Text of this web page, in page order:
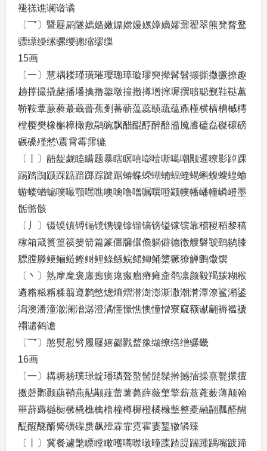
褪禚谯谰谱谲
〔乛〕暨屣鹛隧嫣嫱嫩嫖嫦嫚嫘嫜嫡嫪鼐翟翠熊凳瞀鹜
骠缥缦缧骡缨骢缩缪缫
15画
〔一〕慧耦耧瑾璜璀璎璁璋璇璆奭撵髯髫撷撕撒撅撩趣
趟撑撮撬赭播墦擒撸鋆墩撞撤撙增撺墀撰聩聪觐鞋鞑蕙
鞒鞍蕈蕨蕤蕞蕺瞢蕉劐蕃蕲蕰蕊赜蔬蕴鼒槿横樯槽槭樗
樘樱樊橡槲樟橄敷鹝豌飘醋醌醇醉醅靥魇餍磕磊磔磙磅
碾磉殣慭\震霄霉霈辘
〔丨〕龉龊觑瞌瞒题暴瞎瞑嘻嘭噎嘶噶嘲颙暹嘹影踔踝
踢踏踟踬踩踮踣踯踪踺踞蝽蝶蝾蝴蝻蝠蝰蝎蝌蝮螋蝗蝓
蝣蝼蝤蝙噗嘬颚嘿噍噢噙噜噌嘱噀噔颛幞幡嶓幢嶙嶝墨
骺骼骸
〔丿〕镊镆镇镈镉镋镌镍镎镏镐镑镒镓镔靠稽稷稻黎稿
稼箱箴篑篁篌篓箭篇篆僵牖儇儋躺僻德徵艘磐虢鹞鹟膝
膘膛滕鲠鲡鲢鲣鲥鲤鲦鲧鲩鲪鲫鲬橥獗獠觯鹠馓馔
〔丶〕熟摩麾褒廛瘛瘼瘪瘢瘤瘠瘫齑鹡凛颜毅羯羰糊糇
遴糌糍糈糅翦遵鹣憋熜熵熠潜澍澎澌潵潮潸潭潦鲨潲鋈
潟澳潘潼澈澜潽潺澄潏懂憬憔懊憧憎寮窳额谳翩褥褴褫
禤谴鹤谵
〔乛〕憨熨慰劈履屦嬉勰戮蝥豫缬缭缮缯骣畿
16画
〔一〕耩耨耪璞璟靛璠璘聱螯髻髭髹擀撼擂操熹甏擐擅
擞磬鄹颞蕻鞘燕黇颟薤蕾薯薨薛薇檠擎薪薏蕹薮薄颠翰
噩薜薅樾橱橛橇樵檎橹橦樽樨橙橘橼墼整橐融翮瓢醛醐
醍醒醚醑觱磺磲赝飙殪霖霏霓霍霎錾辙辚臻
〔丨〕冀餐遽氅瞟瞠瞰嚄嚆噤暾曈蹀蹅踶踹踵踽嘴踱蹄